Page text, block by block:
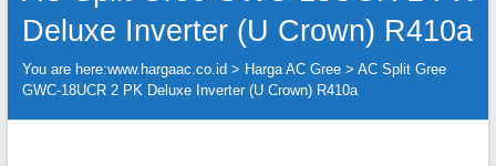
WA
:
081919232328
|
Deluxe Inverter (U Crown) R410a
You are here:www.hargaac.co.id > Harga AC Gree> AC Split Gree
GWC-18UCR 2 PK Deluxe Inverter (U Crown) R410a